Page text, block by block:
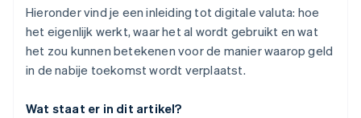
Hieronder vind je een inleiding tot digitale valuta: hoe
het eigenlijk werkt, waar het al wordt gebruikt en wat
het zou kunnen betekenen voor de manier waarop geld
in de nabije toekomst wordt verplaatst.
Wat staat er in dit artikel?